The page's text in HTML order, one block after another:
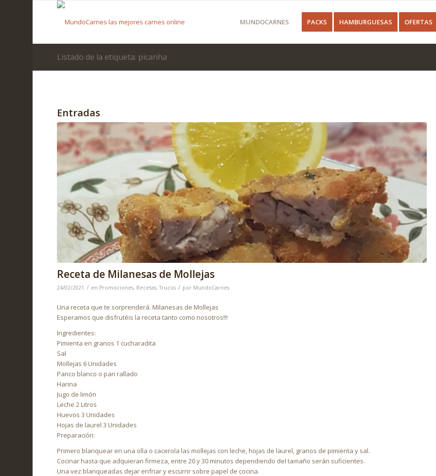
MUNDOCARNES PACKS HAMBURGUESAS OFERTAS
Listado de la etiqueta: picanha
Entradas
Receta de Milanesas de Mollejas
24/02/2021 / en Promociones, Recetas,Trucos / por MundoCarnes
Una receta que te sorprenderá. Milanesas de Mollejas
Esperamos que disfrutéis la receta tanto como nosotros!!!
Ingredientes:
Pimienta en granos 1 cucharadita
Sal
Mollejas 6 Unidades
Panco blanco o pan rallado
Harina
Jugo de limón
Leche 2 Litros
Huevos 3 Unidades
Hojas de laurel 3 Unidades
Preparación:
Primero blanquear en una olla o cacerola las mollejas con leche, hojas de laurel, granos de pimienta y sal.
Cocinar hasta que adquieran firmeza, entre 20 y 30 minutos dependiendo del tamaño serán suficientes.
Una vez blanqueadas dejar enfriar y escurrir sobre papel de cocina.